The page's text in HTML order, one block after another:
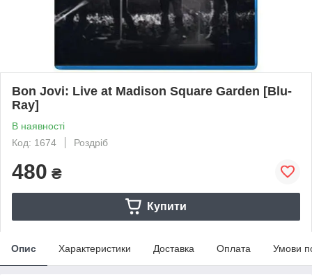
Bon Jovi: Live at Madison Square Garden [Blu-
Ray]
В наявності
Код: 1674
Роздріб
480 ₴
Купити
Опис Характеристики Доставка Оплата Умови